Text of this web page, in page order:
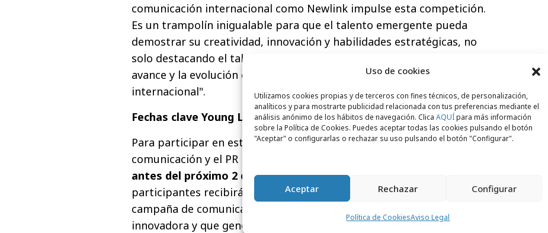
Uso de cookies
Utilizamos cookies propias y de terceros con fines técnicos, de personalización,
analíticos y para mostrarte publicidad relacionada con tus preferencias mediante el
análisis anónimo de los hábitos de navegación. Clica AQUÍpara más información
sobre la Política de Cookies. Puedes aceptar todas las cookies pulsando el botón
"Aceptar" o configurarlas o rechazar su uso pulsando el botón "Configurar".
Aceptar Rechazar Configurar
Política de CookiesAviso Legal
comunicación internacional como Newlink impulse esta competición.
Es un trampolín inigualable para que el talento emergente pueda
demostrar su creatividad, innovación y habilidades estratégicas, no
solo destacando el talento individual, sino también contribuyendo al
avance y la evolución de la comunicación estratégica a nivel
internacional".
Fechas clave Young Lions PR
Para participar en esta competición los jóvenes profesionales de la
comunicación y el PR han de inscribirse en equipos de dos personas
antes del próximo 2 de abril.Pocos días después, el 7 de abril, los
participantes recibirán un
briefingy, en 48h, tendrán que crear una
campaña de comunicación que consiga aportar una solución
innovadora y que genere